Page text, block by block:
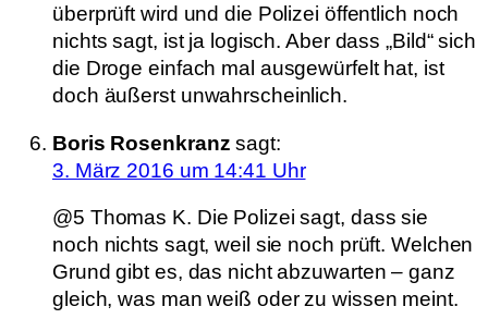
überprüft wird und die Polizei öffentlich noch
nichts sagt, ist ja logisch. Aber dass „Bild“ sich
die Droge einfach mal ausgewürfelt hat, ist
doch äußerst unwahrscheinlich.
Boris Rosenkranz sagt:
3. März 2016 um 14:41 Uhr
@5 Thomas K. Die Polizei sagt, dass sie
noch nichts sagt, weil sie noch prüft. Welchen
Grund gibt es, das nicht abzuwarten – ganz
gleich, was man weiß oder zu wissen meint.